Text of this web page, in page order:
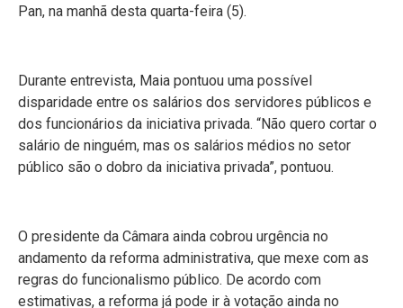
Pan, na manhã desta quarta-feira (5).
Durante entrevista, Maia pontuou uma possível
disparidade entre os salários dos servidores públicos e
dos funcionários da iniciativa privada. “Não quero cortar o
salário de ninguém, mas os salários médios no setor
público são o dobro da iniciativa privada”, pontuou.
O presidente da Câmara ainda cobrou urgência no
andamento da reforma administrativa, que mexe com as
regras do funcionalismo público. De acordo com
estimativas, a reforma já pode ir à votação ainda no